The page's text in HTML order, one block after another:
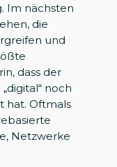
Im nächsten
die
und
dass der
noch
hat. Oftmals
Netzwerke